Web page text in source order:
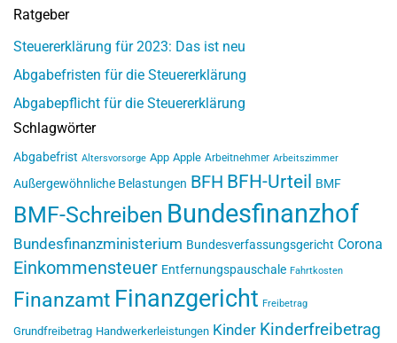
Ratgeber
Steuererklärung für 2023: Das ist neu
Abgabefristen für die Steuererklärung
Abgabepflicht für die Steuererklärung
Schlagwörter
Abgabefrist Altersvorsorge App Apple Arbeitnehmer Arbeitszimmer
Außergewöhnliche Belastungen BFH BFH-Urteil BMF
BMF-Schreiben Bundesfinanzhof
Bundesfinanzministerium Bundesverfassungsgericht Corona
Einkommensteuer Entfernungspauschale Fahrtkosten
Finanzamt Finanzgericht Freibetrag
Grundfreibetrag Handwerkerleistungen Kinder Kinderfreibetrag